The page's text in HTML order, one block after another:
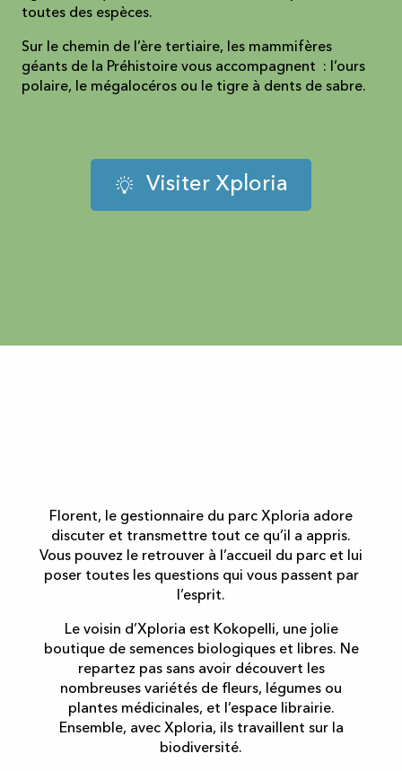
toutes des espèces.
Sur le chemin de l’ère tertiaire, les mammifères
géants de la Préhistoire vous accompagnent : l’ours
polaire, le mégalocéros ou le tigre à dents de sabre.
Visiter Xploria
Florent, le gestionnaire du parc Xploria adore
discuter et transmettre tout ce qu’il a appris.
Vous pouvez le retrouver à l’accueil du parc et lui
poser toutes les questions qui vous passent par
l’esprit.
Le voisin d’Xploria est Kokopelli, une jolie
boutique de semences biologiques et libres. Ne
repartez pas sans avoir découvert les
nombreuses variétés de fleurs, légumes ou
plantes médicinales, et l’espace librairie.
Ensemble, avec Xploria, ils travaillent sur la
biodiversité.